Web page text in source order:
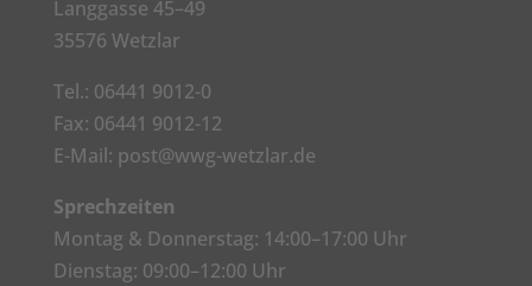
Langgasse 45–49
35576 Wetzlar
Tel.: 06441 9012-0
Fax: 06441 9012-12
E-Mail: post@wwg-wetzlar.de
Sprechzeiten
Montag & Donnerstag: 14:00–17:00 Uhr
Dienstag: 09:00–12:00 Uhr